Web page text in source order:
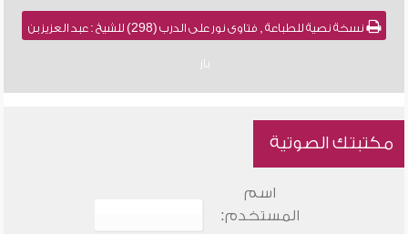
نسخة نصية للطباعة , فتاوى نور على الدرب (298) للشيخ : عبد العزيز بن
باز
مكتبتك الصوتية
اسم
المستخدم: